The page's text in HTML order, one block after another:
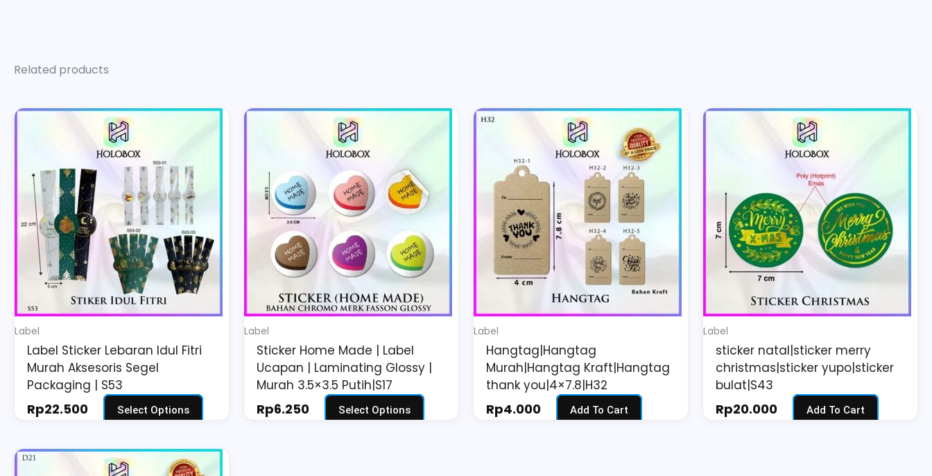
Related products
Label
Label Sticker Lebaran Idul Fitri
Murah Aksesoris Segel
Packaging | S53
Rp22.500 Select Options
This
options
may
be
on
Label
Sticker Home Made | Label
Ucapan | Laminating Glossy |
Murah 3.5×3.5 Putih|S17
Rp6.250 Select Options
variants.
options
may
be
on
product
Label
Hangtag|Hangtag
Murah|Hangtag Kraft|Hangtag
thank you|4×7.8|H32
Rp4.000 Add To Cart
Label
sticker natal|sticker merry
christmas|sticker yupo|sticker
bulat|S43
Rp20.000 Add To Cart
Price
range: